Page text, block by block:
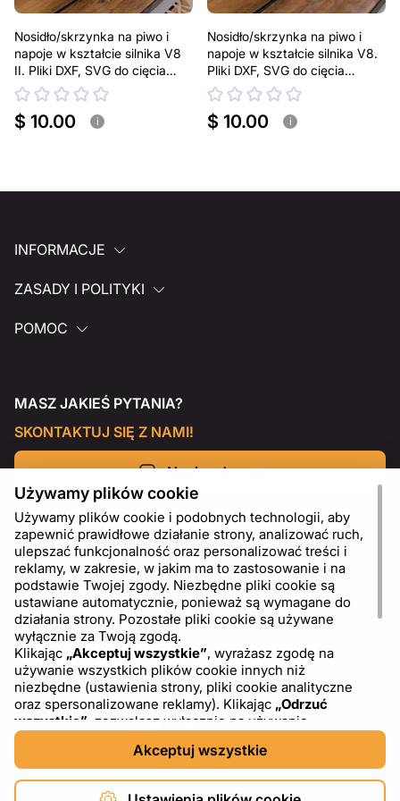
Nosidło/skrzynka na piwo i
napoje w kształcie silnika V8
II. Pliki DXF, SVG do cięcia
plazmowego i laserowego. Na
puszki 330 ml i 500 ml
$ 10.00 i
Nosidło/skrzynka na piwo i
napoje w kształcie silnika V8.
Pliki DXF, SVG do cięcia
plazmowego i laserowego. Na
puszki 330 ml
$ 10.00 i
INFORMACJE
ZASADY I POLITYKI
POMOC
MASZ JAKIEŚ PYTANIA?
SKONTAKTUJ SIĘ Z NAMI!
Napisz do nas
PL USD - US Dollar ($)
Używamy plików cookie
Używamy plików cookie i podobnych technologii, aby
zapewnić prawidłowe działanie strony, analizować ruch,
ulepszać funkcjonalność oraz personalizować treści i
reklamy, w zakresie, w jakim ma to zastosowanie i na
podstawie Twojej zgody. Niezbędne pliki cookie są
ustawiane automatycznie, ponieważ są wymagane do
działania strony. Pozostałe pliki cookie są używane
wyłącznie za Twoją zgodą.
Klikając „Akceptuj wszystkie”, wyrażasz zgodę na
używanie wszystkich plików cookie innych niż
niezbędne (ustawienia strony, pliki cookie analityczne
oraz spersonalizowane reklamy). Klikając „Odrzuć
wszystkie” , zezwalasz wyłącznie na używanie
niezbędnych plików cookie. Klikając
, możesz wybrać, które kategorie plików cookie
chcesz zaakceptować lub zablokować. Możesz w
dowolnym momencie zmienić lub wycofać swoją zgodę,
Akceptuj wszystkie